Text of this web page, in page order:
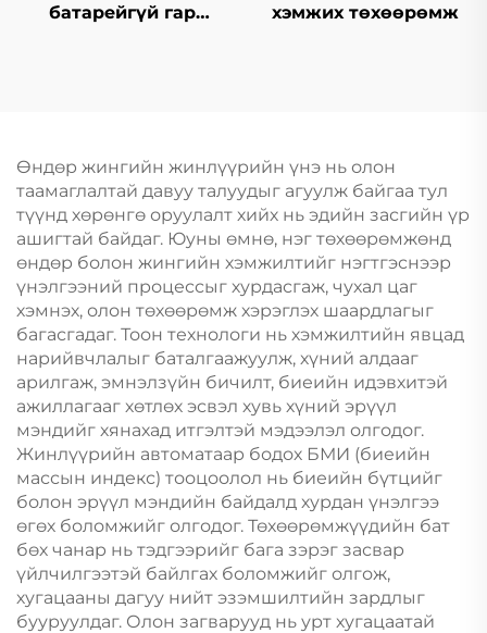
батарейгүй гар
хэмжих төхөөрөмж
Өндөр жингийн жинлүүрийн үнэ нь олон
таамаглалтай давуу талуудыг агуулж байгаа тул
түүнд хөрөнгө оруулалт хийх нь эдийн засгийн үр
ашигтай байдаг. Юуны өмнө, нэг төхөөрөмжөнд
өндөр болон жингийн хэмжилтийг нэгтгэснээр
үнэлгээний процессыг хурдасгаж, чухал цаг
хэмнэх, олон төхөөрөмж хэрэглэх шаардлагыг
багасгадаг. Тоон технологи нь хэмжилтийн явцад
нарийвчлалыг баталгаажуулж, хүний алдааг
арилгаж, эмнэлзүйн бичилт, биеийн идэвхитэй
ажиллагааг хөтлөх эсвэл хувь хүний эрүүл
мэндийг хянахад итгэлтэй мэдээлэл олгодог.
Жинлүүрийн автоматаар бодох БМИ (биеийн
массын индекс) тооцоолол нь биеийн бүтцийг
болон эрүүл мэндийн байдалд хурдан үнэлгээ
өгөх боломжийг олгодог. Төхөөрөмжүүдийн бат
бөх чанар нь тэдгээрийг бага зэрэг засвар
үйлчилгээтэй байлгах боломжийг олгож,
хугацааны дагуу нийт эзэмшилтийн зардлыг
бууруулдаг. Олон загварууд нь урт хугацаатай